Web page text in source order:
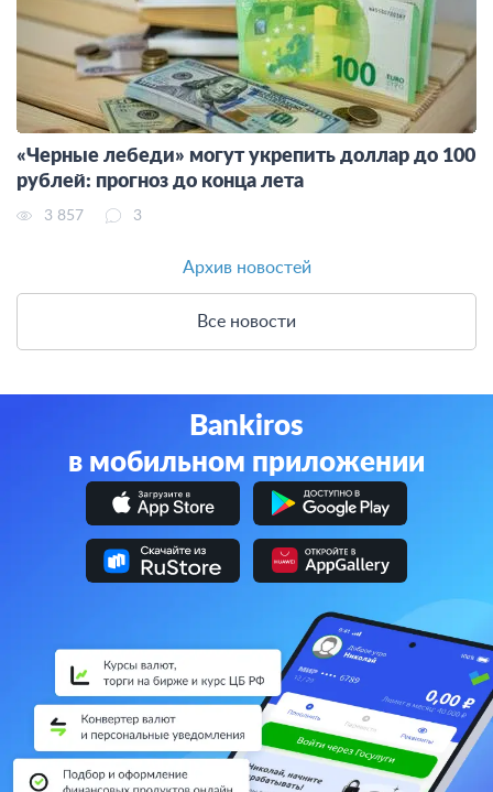
«Черные лебеди» могут укрепить доллар до 100
рублей: прогноз до конца лета
3 857 3
Архив новостей
Все новости
Bankiros
в мобильном приложении